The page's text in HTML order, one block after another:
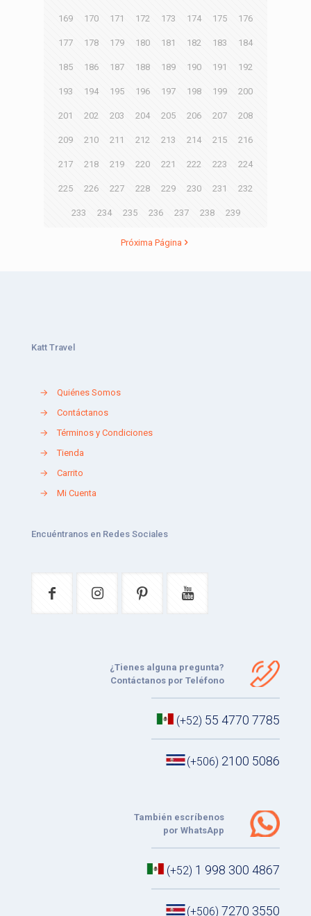
169 170 171 172 173 174 175 176
177 178 179 180 181 182 183 184
185 186 187 188 189 190 191 192
193 194 195 196 197 198 199 200
201 202 203 204 205 206 207 208
209 210 211 212 213 214 215 216
217 218 219 220 221 222 223 224
225 226 227 228 229 230 231 232
233 234 235 236 237 238 239
Próxima Página
Katt Travel
→
Quiénes Somos
→
Contáctanos
→
Términos y Condiciones
→
Tienda
→
Carrito
→
Mi Cuenta
Encuéntranos en Redes Sociales
¿Tienes alguna pregunta?
Contáctanos por Teléfono
(+52) 55 4770 7785
(+506) 2100 5086
También escríbenos
por WhatsApp
(+52) 1 998 300 4867
(+506) 7270 3550